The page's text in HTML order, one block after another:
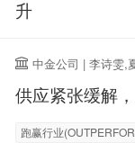
升
中金公司 | 李诗雯,
供应紧张缓解
跑赢行业